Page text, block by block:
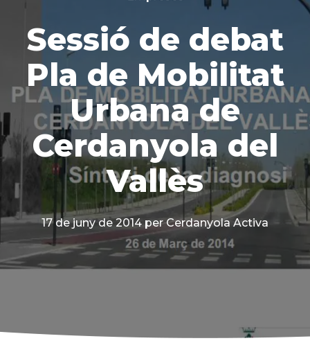
Sessió de debat
Pla de Mobilitat
Urbana de
Cerdanyola del
Vallès
17 de juny de 2014 per Cerdanyola Activa